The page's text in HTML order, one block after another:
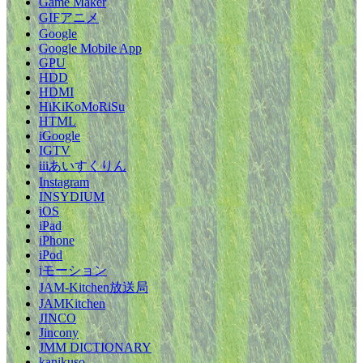
GIFアニメ
Google
Google Mobile App
GPU
HDD
HDMI
HiKiKoMoRiSu
HTML
iGoogle
IGTV
iiiあいすくりん
Instagram
INSYDIUM
iOS
iPad
iPhone
iPod
iモーション
JAM-Kitchen放送局
JAMKitchen
JINCO
Jincony
JMM DICTIONARY